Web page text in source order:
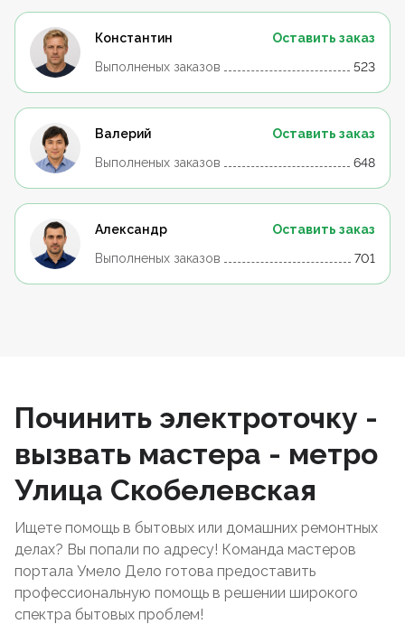
Константин
Оставить заказ
Выполненых заказов
523
Валерий
Оставить заказ
Выполненых заказов
648
Александр
Оставить заказ
Выполненых заказов
701
Починить электроточку -
вызвать мастера - метро
Улица Скобелевская
Ищете помощь в бытовых или домашних ремонтных
делах? Вы попали по адресу! Команда мастеров
портала Умело Дело готова предоставить
профессиональную помощь в решении широкого
спектра бытовых проблем!